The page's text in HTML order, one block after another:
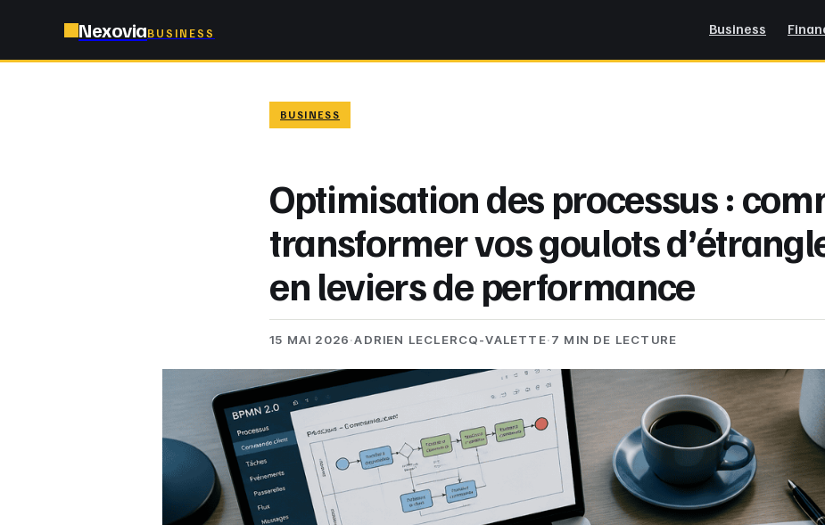
NexoviaBUSINESS Business
BUSINESS
Optimisation des processus :
transformer vos goulots
en leviers de performance
15 MAI 2026·ADRIEN LECLERCQ-VALETTE·7 MIN DE LECTURE